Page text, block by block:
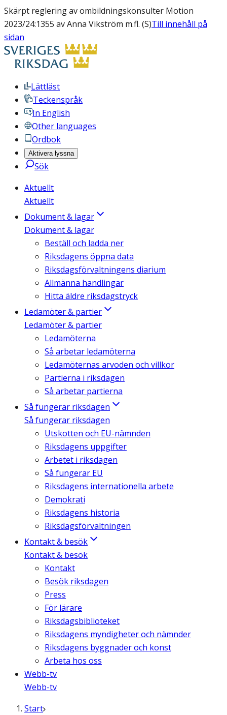
Skärpt reglering av ombildningskonsulter Motion
2023/24:1355 av Anna Vikström m.fl. (S)Till innehåll på
sidan
Lättläst
Teckenspråk
In English
Other languages
Ordbok
Aktivera lyssna
Sök
Aktuellt
Aktuellt
Dokument & lagar
Dokument & lagar
Beställ och ladda ner
Riksdagens öppna data
Riksdagsförvaltningens diarium
Allmänna handlingar
Hitta äldre riksdagstryck
Ledamöter & partier
Ledamöter & partier
Ledamöterna
Så arbetar ledamöterna
Ledamöternas arvoden och villkor
Partierna i riksdagen
Så arbetar partierna
Så fungerar riksdagen
Så fungerar riksdagen
Utskotten och EU-nämnden
Riksdagens uppgifter
Arbetet i riksdagen
Så fungerar EU
Riksdagens internationella arbete
Demokrati
Riksdagens historia
Riksdagsförvaltningen
Kontakt & besök
Kontakt & besök
Kontakt
Besök riksdagen
Press
För lärare
Riksdagsbiblioteket
Riksdagens myndigheter och nämnder
Riksdagens byggnader och konst
Arbeta hos oss
Webb-tv
Webb-tv
Start